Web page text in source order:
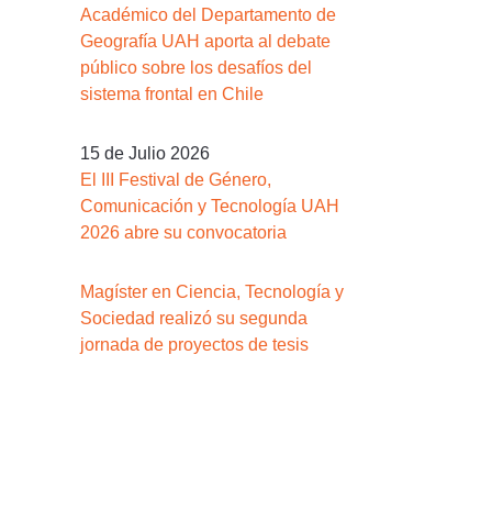
Académico del Departamento de
Geografía UAH aporta al debate
público sobre los desafíos del
sistema frontal en Chile
15 de Julio 2026
El III Festival de Género,
Comunicación y Tecnología UAH
2026 abre su convocatoria
Magíster en Ciencia, Tecnología y
Sociedad realizó su segunda
jornada de proyectos de tesis